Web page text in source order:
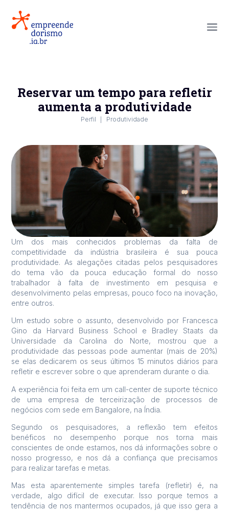
Reservar um tempo para refletir
aumenta a produtividade
Perfil Produtividade
Um dos mais conhecidos problemas da falta de
competitividade da indústria brasileira é sua pouca
produtividade. As alegações citadas pelos pesquisadores
do tema vão da pouca educação formal do nosso
trabalhador à falta de investimento em pesquisa e
desenvolvimento pelas empresas, pouco foco na inovação,
entre outros.
Um estudo sobre o assunto, desenvolvido por Francesca
Gino da Harvard Business School e Bradley Staats da
Universidade da Carolina do Norte, mostrou que a
produtividade das pessoas pode aumentar (mais de 20%)
se elas dedicarem os seus últimos 15 minutos diários para
refletir e escrever sobre o que aprenderam durante o dia.
A experiência foi feita em um call-center de suporte técnico
de uma empresa de terceirização de processos de
negócios com sede em Bangalore, na Índia.
Segundo os pesquisadores, a reflexão tem efeitos
benéficos no desempenho porque nos torna mais
conscientes de onde estamos, nos dá informações sobre o
nosso progresso, e nos dá a confiança que precisamos
para realizar tarefas e metas.
Mas esta aparentemente simples tarefa (refletir) é, na
verdade, algo difícil de executar. Isso porque temos a
tendência de nos mantermos ocupados, já que isso gera a